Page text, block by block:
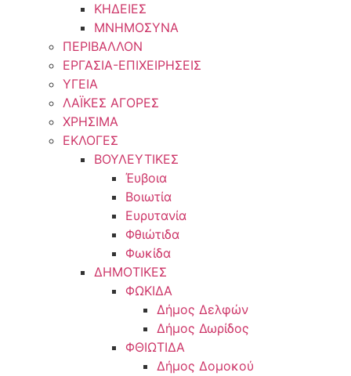
ΚΗΔΕΙΕΣ
ΜΝΗΜΟΣΥΝΑ
ΠΕΡΙΒΑΛΛΟΝ
ΕΡΓΑΣΙΑ-ΕΠΙΧΕΙΡΗΣΕΙΣ
ΥΓΕΙΑ
ΛΑΪΚΕΣ ΑΓΟΡΕΣ
ΧΡΗΣΙΜΑ
ΕΚΛΟΓΕΣ
ΒΟΥΛΕΥΤΙΚΕΣ
Έυβοια
Βοιωτία
Ευρυτανία
Φθιώτιδα
Φωκίδα
ΔΗΜΟΤΙΚΕΣ
ΦΩΚΙΔΑ
Δήμος Δελφών
Δήμος Δωρίδος
ΦΘΙΩΤΙΔΑ
Δήμος Δομοκού